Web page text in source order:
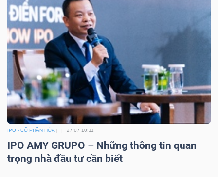
IPO - CỔ PHẦN HÓA 27/07 10:11
IPO AMY GRUPO – Những thông tin quan
trọng nhà đầu tư cần biết
TIỆN
ÍCH
BẤT
ĐỘNG
SẢN
Mã
chứng